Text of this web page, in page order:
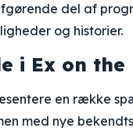
del af
og historier.
i Ex on the
en række
med nye